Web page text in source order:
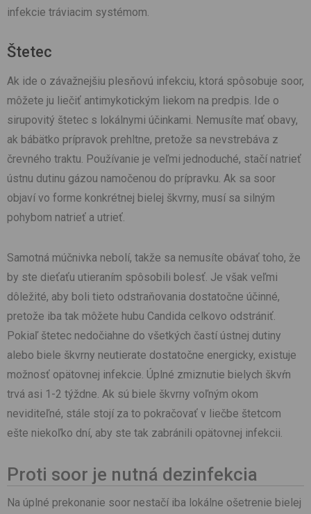
infekcie tráviacim systémom.
Štetec
Ak ide o závažnejšiu plesňovú infekciu, ktorá spôsobuje soor,
môžete ju liečiť antimykotickým liekom na predpis. Ide o
sirupovitý štetec s lokálnymi účinkami. Nemusíte mať obavy,
ak bábätko prípravok prehltne, pretože sa nevstrebáva z
črevného traktu. Používanie je veľmi jednoduché, stačí natrieť
ústnu dutinu gázou namočenou do prípravku. Ak sa soor
objaví vo forme konkrétnej bielej škvrny, musí sa silným
pohybom natrieť a utrieť.
Samotná múčnivka nebolí, takže sa nemusíte obávať toho, že
by ste dieťaťu utieraním spôsobili bolesť. Je však veľmi
dôležité, aby boli tieto odstraňovania dostatočne účinné,
pretože iba tak môžete hubu Candida celkovo odstrániť.
Pokiaľ štetec nedočiahne do všetkých častí ústnej dutiny
alebo biele škvrny neutierate dostatočne energicky, existuje
možnosť opätovnej infekcie. Úplné zmiznutie bielych škvŕn
trvá asi 1-2 týždne. Ak sú biele škvrny voľným okom
neviditeľné, stále stojí za to pokračovať v liečbe štetcom
ešte niekoľko dní, aby ste tak zabránili opätovnej infekcii.
Proti soor je nutná dezinfekcia
Na úplné prekonanie soor nestačí iba lokálne ošetrenie bielej